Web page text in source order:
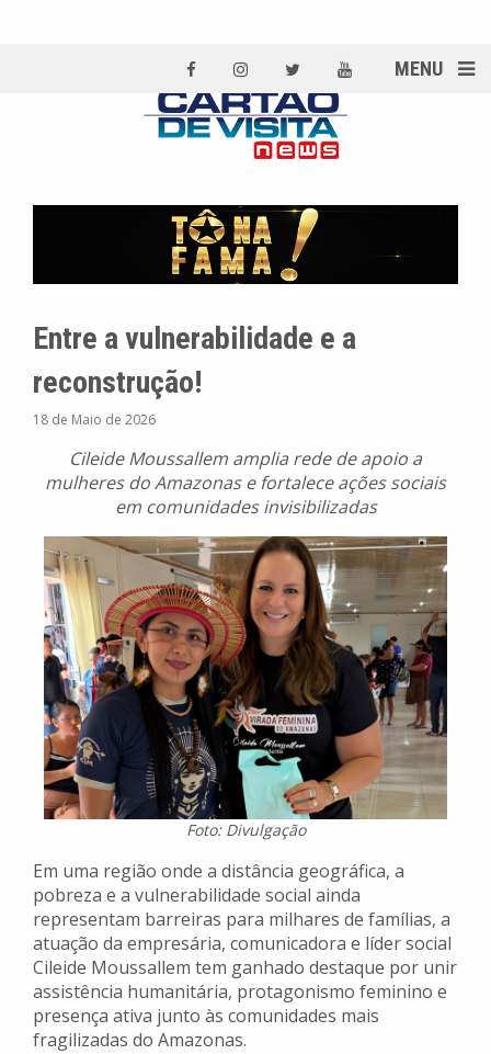
MENU
Entre a vulnerabilidade e a
reconstrução!
18 de Maio de 2026
Cileide Moussallem amplia rede de apoio a
mulheres do Amazonas e fortalece ações sociais
em comunidades invisibilizadas
Foto: Divulgação
Em uma região onde a distância geográfica, a
pobreza e a vulnerabilidade social ainda
representam barreiras para milhares de famílias, a
atuação da empresária, comunicadora e líder social
Cileide Moussallem tem ganhado destaque por unir
assistência humanitária, protagonismo feminino e
presença ativa junto às comunidades mais
fragilizadas do Amazonas.